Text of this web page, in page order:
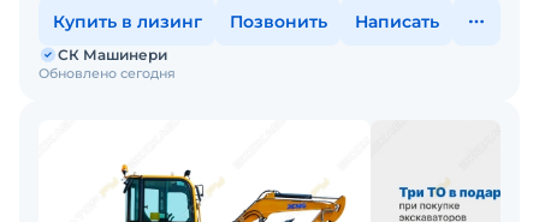
Купить в лизинг Позвонить Написать
Обновлено сегодня
СК Машинери